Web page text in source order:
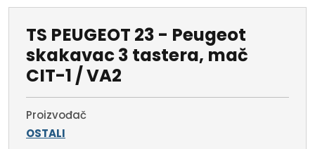
TS PEUGEOT 23 - Peugeot
skakavac 3 tastera, mač
CIT-1 / VA2
Proizvođač
OSTALI